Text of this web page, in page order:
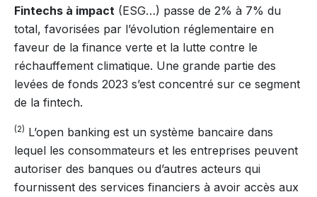
Fintechs à impact (ESG…) passe de 2% à 7% du
total, favorisées par l’évolution réglementaire en
faveur de la finance verte et la lutte contre le
réchauffement climatique. Une grande partie des
levées de fonds 2023 s’est concentré sur ce segment
de la fintech.
(2) L’open banking est un système bancaire dans
lequel les consommateurs et les entreprises peuvent
autoriser des banques ou d’autres acteurs qui
fournissent des services financiers à avoir accès aux